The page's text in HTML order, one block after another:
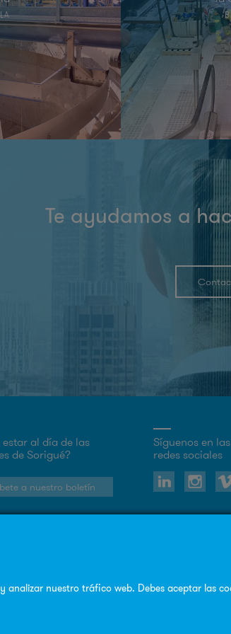
Te ayudamos a
estar al día de las
de Sorigué?
a nuestro boletín
Síguenos en las
redes sociales